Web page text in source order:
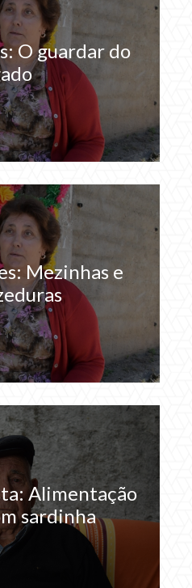
O guardar do
Mezinhas e
Alimentação
sardinha